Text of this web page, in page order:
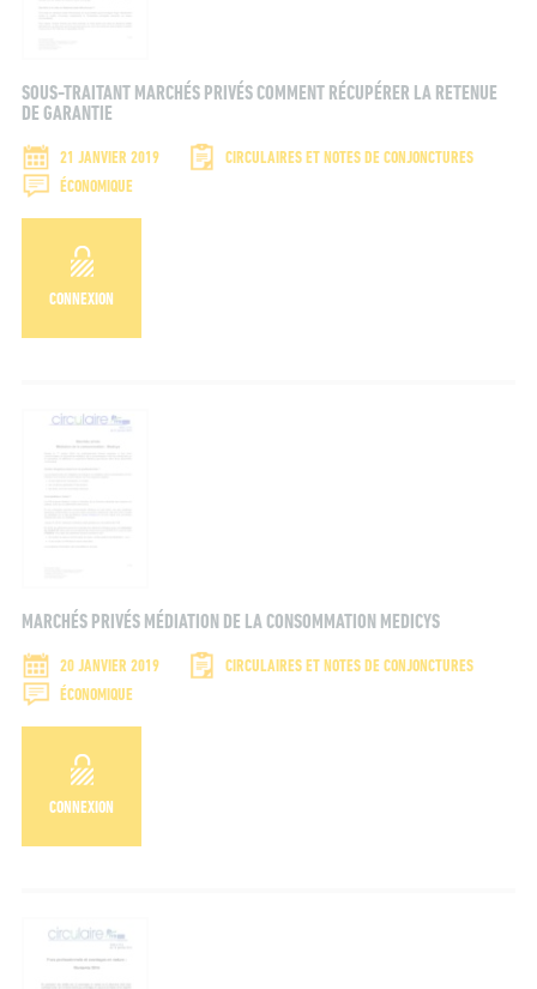
SOUS-TRAITANT MARCHÉS PRIVÉS COMMENT RÉCUPÉRER LA RETENUE
DE GARANTIE
21 JANVIER 2019
CIRCULAIRES ET NOTES DE CONJONCTURES
ÉCONOMIQUE
CONNEXION
MARCHÉS PRIVÉS MÉDIATION DE LA CONSOMMATION MEDICYS
20 JANVIER 2019
CIRCULAIRES ET NOTES DE CONJONCTURES
ÉCONOMIQUE
CONNEXION